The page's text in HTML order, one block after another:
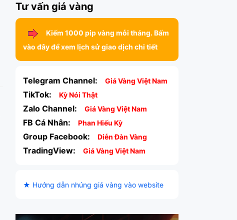
Tư vấn giá vàng
Kiếm 1000 pip vàng mỗi tháng. Bấm
vào đây để xem lịch sử giao dịch chi tiết
Telegram Channel: Giá Vàng Việt Nam
TikTok: Kỳ Nói Thật
Zalo Channel: Giá Vàng Việt Nam
FB Cá Nhân: Phan Hiếu Kỳ
Group Facebook: Diễn Đàn Vàng
TradingView: Giá Vàng Việt Nam
★ Hướng dẫn nhúng giá vàng vào website